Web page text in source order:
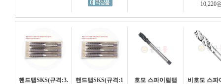
10,220
핸드탭SKS(규격:3.
핸드탭SKS(규격:1
호모 스파이럴탭
비호모 스파